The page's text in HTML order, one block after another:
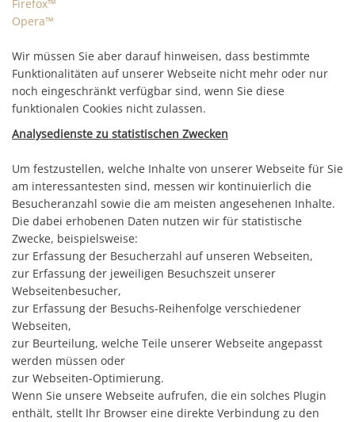
Firefox™
Opera™
Wir müssen Sie aber darauf hinweisen, dass bestimmte
Funktionalitäten auf unserer Webseite nicht mehr oder nur
noch eingeschränkt verfügbar sind, wenn Sie diese
funktionalen Cookies nicht zulassen.
Analysedienste zu statistischen Zwecken
Um festzustellen, welche Inhalte von unserer Webseite für Sie
am interessantesten sind, messen wir kontinuierlich die
Besucheranzahl sowie die am meisten angesehenen Inhalte.
Die dabei erhobenen Daten nutzen wir für statistische
Zwecke, beispielsweise:
zur Erfassung der Besucherzahl auf unseren Webseiten,
zur Erfassung der jeweiligen Besuchszeit unserer
Webseitenbesucher,
zur Erfassung der Besuchs-Reihenfolge verschiedener
Webseiten,
zur Beurteilung, welche Teile unserer Webseite angepasst
werden müssen oder
zur Webseiten-Optimierung.
Wenn Sie unsere Webseite aufrufen, die ein solches Plugin
enthält, stellt Ihr Browser eine direkte Verbindung zu den